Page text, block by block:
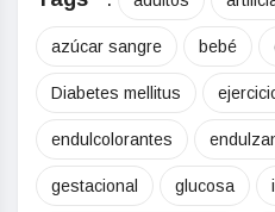
azúcar sangre bebé
Diabetes mellitus
endulcolorantes
gestacional glucosa